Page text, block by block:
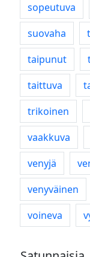
sopeutuva
suovaha
taipunut
taittuva
trikoinen
vaakkuva
venyjä
venyväinen
voineva